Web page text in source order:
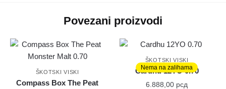
Povezani proizvodi
ŠKOTSKI VISKI
Compass Box The Peat
Nema na zalihama
ŠKOTSKI VISKI
Cardhu 12YO 0.70
6.888,00 рсд